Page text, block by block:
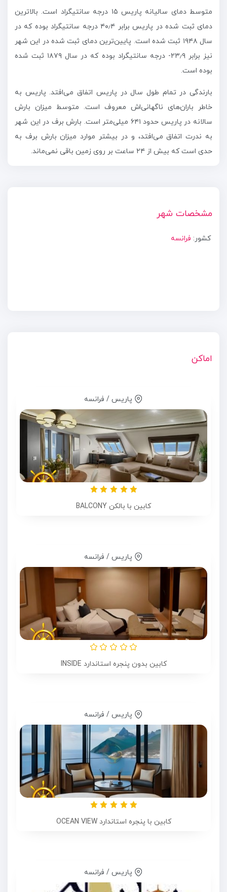
متوسط دمای سالیانه پاریس ۱۵ درجه سانتیگراد است. بالاترین
دمای ثبت شده در پاریس برابر ۴۰٫۴ درجه سانتیگراد بوده که در
سال ۱۹۴۸ ثبت شده است. پایین‌ترین دمای ثبت شده در این شهر
نیز برابر ۲۳٫۹- درجه سانتیگراد بوده که در سال ۱۸۷۹ ثبت شده
بوده است.
بارندگی در تمام طول سال در پاریس اتفاق می‌افتد. پاریس به
خاطر باران‌های ناگهانی‌اش معروف است. متوسط میزان بارش
سالانه در پاریس حدود ۶۴۱ میلی‌متر است. بارش برف در این شهر
به ندرت اتفاق می‌افتد، و در بیشتر موارد میزان بارش برف به
حدی است که بیش از ۲۴ ساعت بر روی زمین باقی نمی‌ماند.
مشخصات شهر
کشور: فرانسه
اماکن
پاریس / فرانسه
کابین با بالکن BALCONY
پاریس / فرانسه
کابین بدون پنجره استاندارد INSIDE
پاریس / فرانسه
کابین با پنجره استاندارد OCEAN VIEW
پاریس / فرانسه